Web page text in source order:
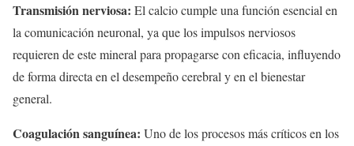
Transmisión nerviosa: El calcio cumple una función esencial en
la comunicación neuronal, ya que los impulsos nerviosos
requieren de este mineral para propagarse con eficacia, influyendo
de forma directa en el desempeño cerebral y en el bienestar
general.
Coagulación sanguínea: Uno de los procesos más críticos en los